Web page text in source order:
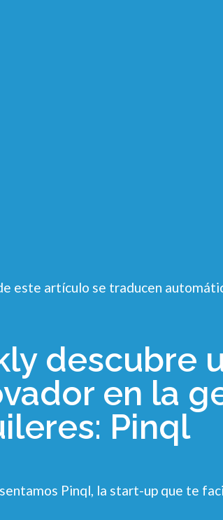
este artículo se traducen
descubre
en la
Pinql
Pinql, la start-up que te